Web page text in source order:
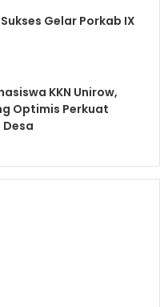
Gelar Porkab IX
KKN Unirow,
Optimis Perkuat